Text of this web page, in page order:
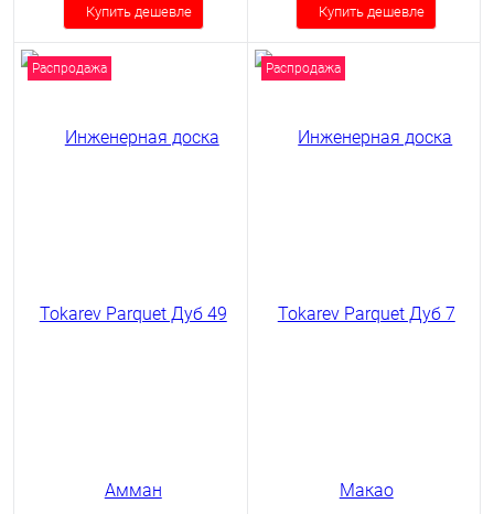
Купить дешевле Купить дешевле
Распродажа Распродажа